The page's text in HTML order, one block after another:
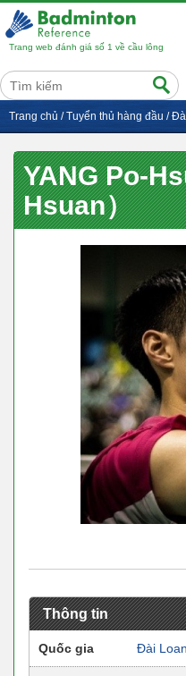
Trang web đánh giá số 1 về cầu lông
Trang chủ /Tuyển thủ hàng đầu /
YANG Po-
Hsuan）
Thông tin
Quốc gia Đài